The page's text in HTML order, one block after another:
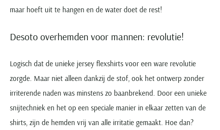
maar hoeft uit te hangen en de water doet de rest!
Desoto overhemden voor mannen: revolutie!
Logisch dat de unieke jersey flexshirts voor een ware revolutie
zorgde. Maar niet alleen dankzij de stof, ook het ontwerp zonder
irriterende naden was minstens zo baanbrekend. Door een unieke
snijtechniek en het op een speciale manier in elkaar zetten van de
shirts, zijn de hemden vrij van alle irritatie gemaakt. Hoe dan?